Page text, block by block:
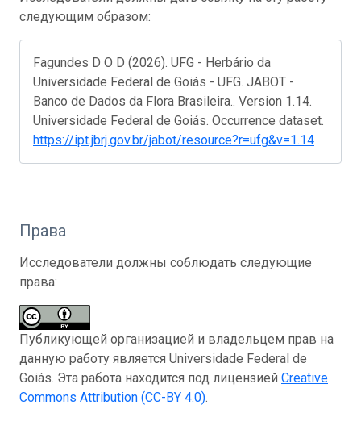
следующим образом:
Fagundes D O D (2026). UFG - Herbário da
Universidade Federal de Goiás - UFG. JABOT -
Banco de Dados da Flora Brasileira.. Version 1.14.
Universidade Federal de Goiás. Occurrence dataset.
https://ipt.jbrj.gov.br/jabot/resource?r=ufg&v=1.14
Права
Исследователи должны соблюдать следующие
права:
Публикующей организацией и владельцем прав на
данную работу является Universidade Federal de
Goiás. Эта работа находится под лицензией Creative
Commons Attribution (CC-BY 4.0).